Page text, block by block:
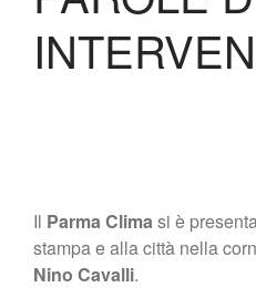
Il Parma Climasi è
stampa e alla città nella
Nino Cavalli.